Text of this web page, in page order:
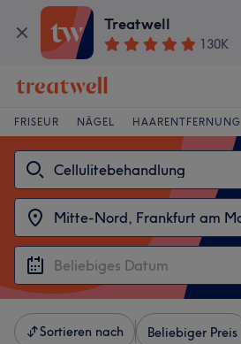
Treatwell
130K
FRISEUR NÄGEL HAARENTFERNUNG
Sortieren nach Beliebiger Preis